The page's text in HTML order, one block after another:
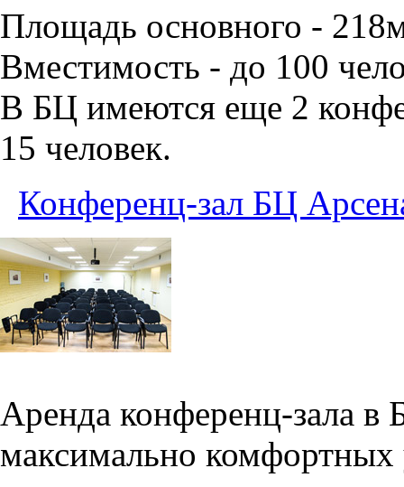
Площадь основного -
Вместимость - до 100
В БЦ имеются еще 2
15 человек.
Конференц-зал БЦ
Аренда конференц-зала в
максимально комфортных